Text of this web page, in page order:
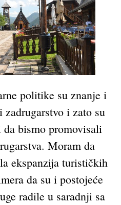
politike su znanje i
i zato su
bismo promovisali
Moram da
ekspanzija turističkih
da su i postojeće
radile u saradnji sa